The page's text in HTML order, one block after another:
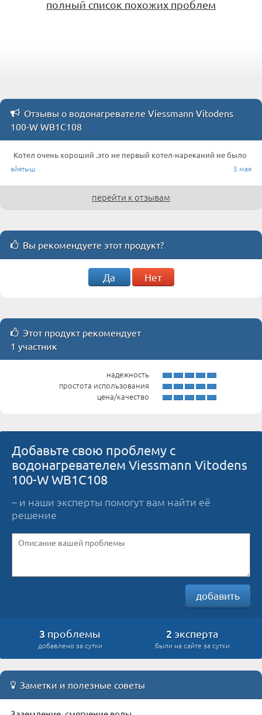
полный список похожих проблем
Отзывы о водонагревателе Viessmann Vitodens
100-W WB1C108
Котел очень хороший .это не первый котел-нареканий не было
айятыш 5 мая
перейти к отзывам
Вы рекомендуете этот продукт?
Да Нет
Этот продукт рекомендует
1 участник
надежность
простота использования
цена/качество
Добавьте свою проблему с
водонагревателем Viessmann Vitodens
100-W WB1C108
– и наши эксперты помогут вам найти её
решение
добавить
3 проблемы
добавлено за сутки
2 эксперта
были на сайте за сутки
Заметки и полезные советы